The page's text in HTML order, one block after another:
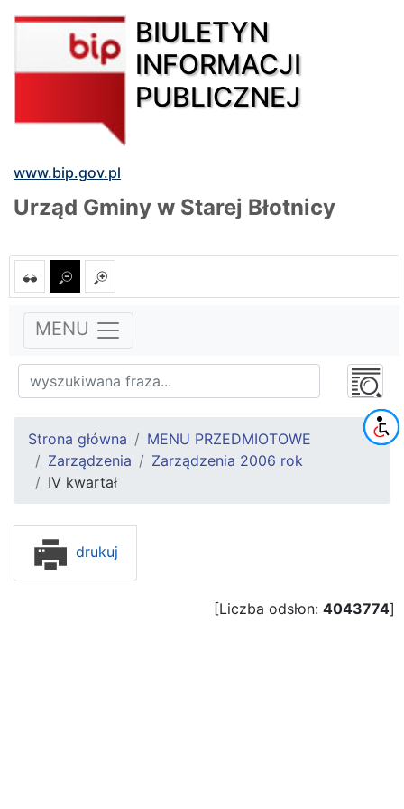
BIULETYN
INFORMACJI
PUBLICZNEJ
www.bip.gov.pl
Urząd Gminy w Starej Błotnicy
MENU
Strona główna
MENU PRZEDMIOTOWE
Zarządzenia
Zarządzenia 2006 rok
IV kwartał
drukuj
[Liczba odsłon: 4043774]